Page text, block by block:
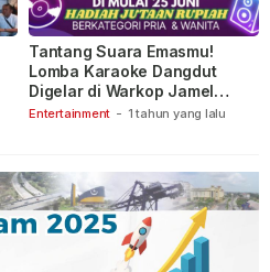
Entertainment - 1 tahun yang lalu
Tantang Suara Emasmu!
Lomba Karaoke Dangdut
Digelar di Warkop Jamel
Ganet